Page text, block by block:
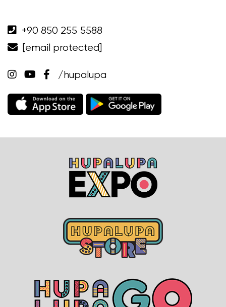
+90 850 255 5588
[email protected]
/hupalupa